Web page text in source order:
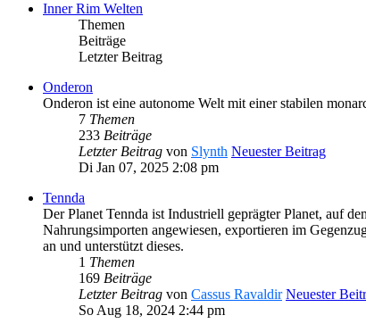
Inner Rim Welten
Themen
Beiträge
Letzter Beitrag
Onderon
Onderon ist eine autonome Welt mit einer stabilen
7 Themen
233 Beiträge
Letzter Beitrag von Slynth Neuester Beitrag
Di Jan 07, 2025 2:08 pm
Tennda
Der Planet Tennda ist Industriell geprägter Planet, auf
Nahrungsimporten angewiesen, exportieren im
an und unterstützt dieses.
1 Themen
169 Beiträge
Letzter Beitrag von Cassus Ravaldir Neuester
So Aug 18, 2024 2:44 pm